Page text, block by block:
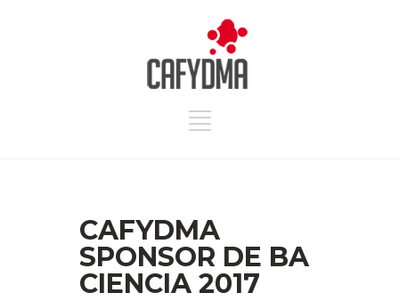
CAFYDMA
SPONSOR DE BA
CIENCIA 2017